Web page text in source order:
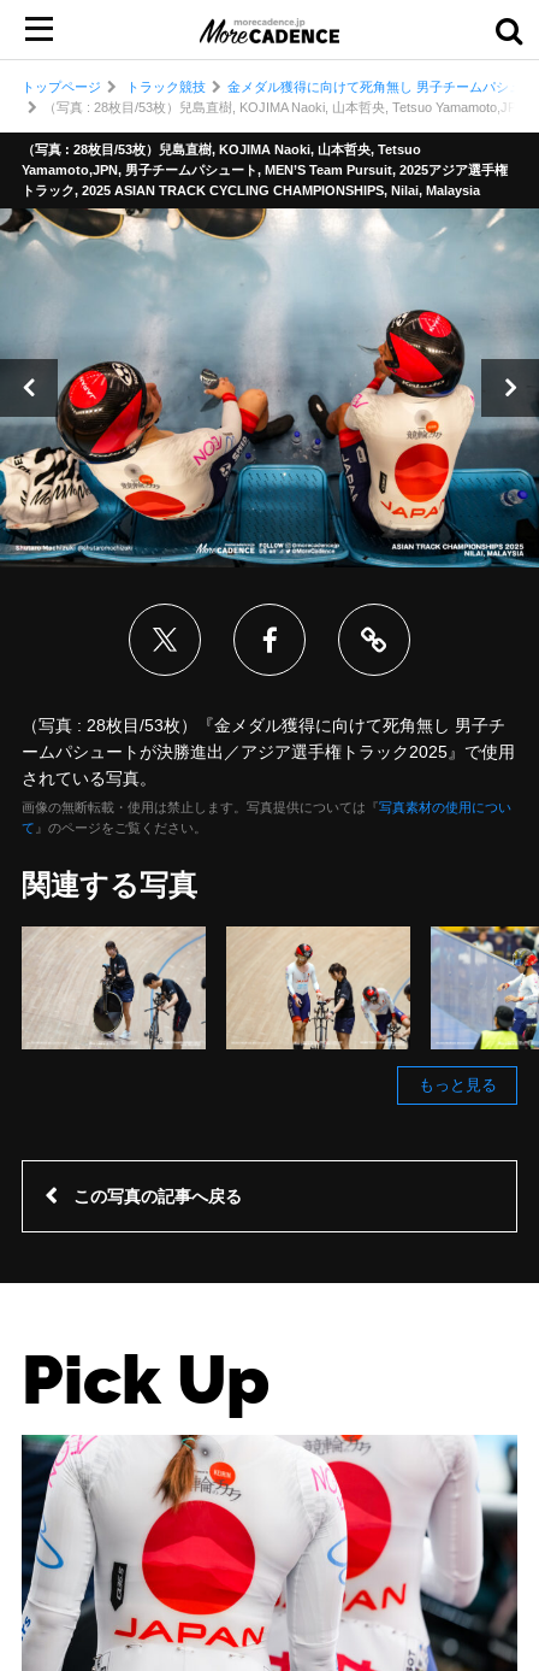
トップページ トラック競技
金メダル獲得に向けて死角無し 男子チームパシュ
（写真 : 28枚目/53枚）兒島直樹, KOJIMA Naoki, 山本哲央, Tetsuo
（写真 : 28枚目/53枚）兒島直樹, KOJIMA Naoki, 山本哲央, Tetsuo
Yamamoto,JPN, 男子チームパシュート, MEN’S Team Pursuit, 2025アジア選手権
トラック, 2025 ASIAN TRACK CYCLING CHAMPIONSHIPS, Nilai, Malaysia
（写真 : 28枚目/53枚）『金メダル獲得に向けて死角無し 男子チ
ームパシュートが決勝進出／アジア選手権トラック2025』で使用
されている写真。
画像の無断転載・使用は禁止します。写真提供については『写真素材の使用につい
て 』のページをご覧ください。
関連する写真
もっと見る
この写真の記事へ戻る
Pick Up